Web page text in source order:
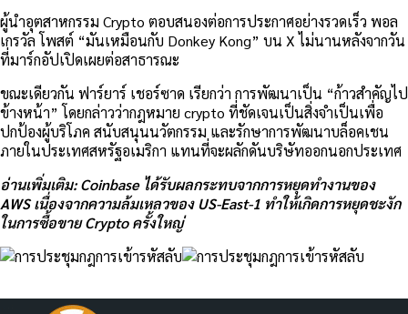
ผู้นำอุตสาหกรรม Crypto ตอบสนองต่อการประกาศอย่างรวดเร็ว พอล
เกรวัล โพสต์ “มันเหมือนกับ Donkey Kong” บน X ไม่นานหลังจากวัน
ที่มาร์กอัปเปิดเผยต่อสาธารณะ
ขณะเดียวกัน ฟาร์ยาร์ เชอร์ซาด เรียกว่า การพัฒนาเป็น “ก้าวสำคัญไป
ข้างหน้า” โดยกล่าวว่ากฎหมาย crypto ที่ชัดเจนเป็นสิ่งจำเป็นเพื่อ
ปกป้องผู้บริโภค สนับสนุนนวัตกรรม และรักษาการพัฒนาบล็อคเชน
ภายในประเทศสหรัฐอเมริกา แทนที่จะผลักดันบริษัทออกนอกประเทศ
อ่านเพิ่มเติม: Coinbase ได้รับผลกระทบจากการหยุดทำงานของ
AWS เนื่องจากความล้มเหลวของ US-East-1 ทำให้เกิดการหยุดชะงัก
ในการซื้อขาย Crypto ครั้งใหญ่